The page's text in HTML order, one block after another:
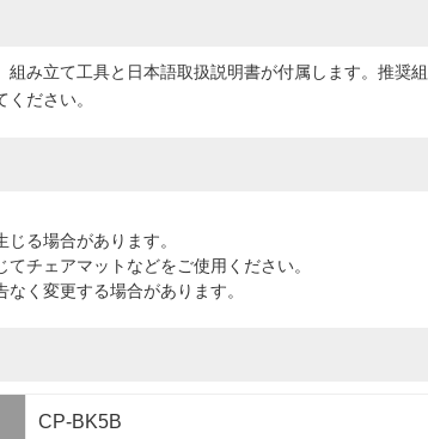
組み立て工具と日本語取扱説明書が付属します。推奨
ださい。
る場合があります。
チェアマットなどをご使用ください。
く変更する場合があります。
CP-BK5B